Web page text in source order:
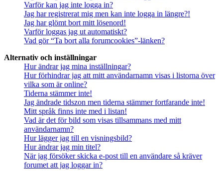
Varför kan jag inte logga in?
Jag har registrerat mig men kan inte logga in längre?!
Jag har glömt bort mitt lösenord!
Varför loggas jag ut automatiskt?
Vad gör “Ta bort alla forumcookies”-länken?
Alternativ och inställningar
Hur ändrar jag mina inställningar?
Hur förhindrar jag att mitt användarnamn visas i listorna över
vilka som är online?
Tiderna stämmer inte!
Jag ändrade tidszon men tiderna stämmer fortfarande inte!
Mitt språk finns inte med i listan!
Vad är det för bild som visas tillsammans med mitt
användarnamn?
Hur lägger jag till en visningsbild?
Hur ändrar jag min titel?
När jag försöker skicka e-post till en användare så kräver
forumet att jag loggar in?